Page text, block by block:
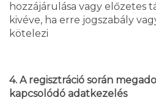
hozzájárulása vagy előzetes
kivéve, ha erre jogszabály
kötelezi
4. A regisztráció során
kapcsolódó adatkezelés